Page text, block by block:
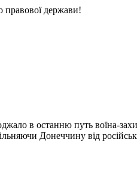
правової держави!
в останню путь воїна-
Донеччину від